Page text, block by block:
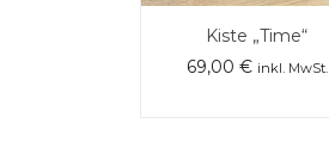
Kiste „Time“
69,00 € inkl. MwSt.